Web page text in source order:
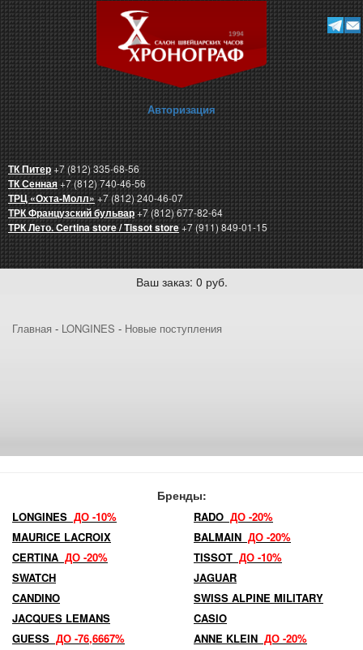
Авторизация
ТК Питер+7 (812) 335-68-56
ТК Сенная+7 (812) 740-46-56
ТРЦ «Охта-Молл»+7 (812) 240-46-07
ТРК Французский бульвар+7 (812) 677-82-64
ТРК Лето. Certina store / Tissot store+7 (911) 849-01-15
Ваш заказ: 0 руб.
Главная - LONGINES - Новые поступления
Бренды:
LONGINES ДО -10% RADO ДО -20%
MAURICE LACROIX
BALMAIN ДО -20%
CERTINA ДО -20% TISSOT ДО -10%
SWATCH
JAGUAR
CANDINO
SWISS ALPINE MILITARY
JACQUES LEMANS
CASIO
GUESS ДО -76,6667% ANNE KLEIN ДО -20%